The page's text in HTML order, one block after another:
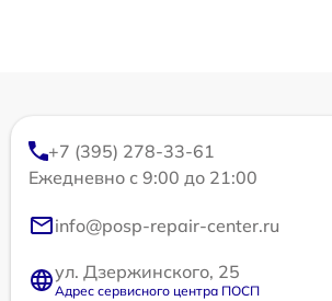
+7 (395) 278-33-61
Ежедневно с 9:00 до 21:00
info@posp-repair-center.ru
ул. Дзержинского, 25
Адрес сервисного центра ПОСП